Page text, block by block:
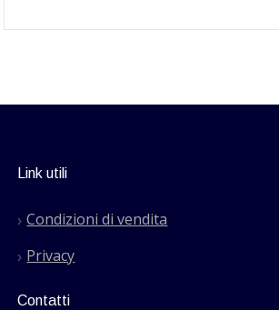
Link utili
Condizioni di vendita
Privacy
Contatti